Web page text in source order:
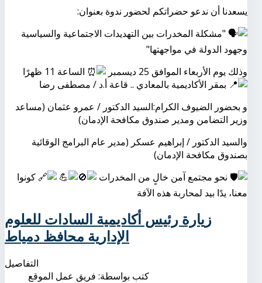
يسعدنا أن ندعو حضراتكم لحضور ندوة بعنوان:
"مشكلة المخدرات بين التهديدات الاجتماعية والسياسية
وجهود الدولة في مواجهتها"
وذلك يوم الأربعاء الموافق 25 ديسمبر
الساعة 11 ظهرًا
بمقر الأكاديمية بالمعادي .. قاعة أ.د / مصطفى رضا
و بحضور الضيوف الكرام:السيد الدكتور / عمرو عثمان (مساعد
وزير التضامن ومدير صندوق مكافحة الإدمان)
والسيد الدكتور / إبراهيم عسكر (مدير عام البرامج الوقائية
بصندوق مكافحة الإدمان)
نحو مجتمع آمن خالٍ من المخدرات
كونوا
معنا، يدًا بيد لمحاربة هذه الآفة
زيارة رئيس أكاديمية السادات للعلوم
الإدارية محافظ دمياط
التفاصيل
كتب بواسطة: فريق عمل الموقع